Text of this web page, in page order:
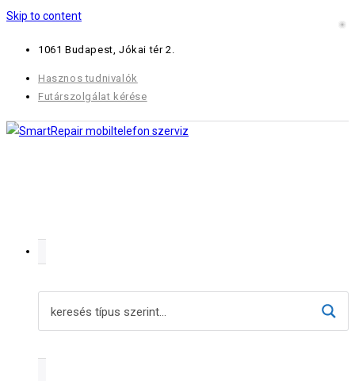
Skip to content
1061 Budapest, Jókai tér 2.
Hasznos tudnivalók
Futárszolgálat kérése